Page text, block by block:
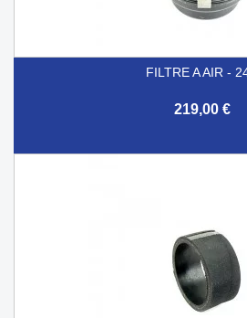
FILTRE A AIR -
219,00 €